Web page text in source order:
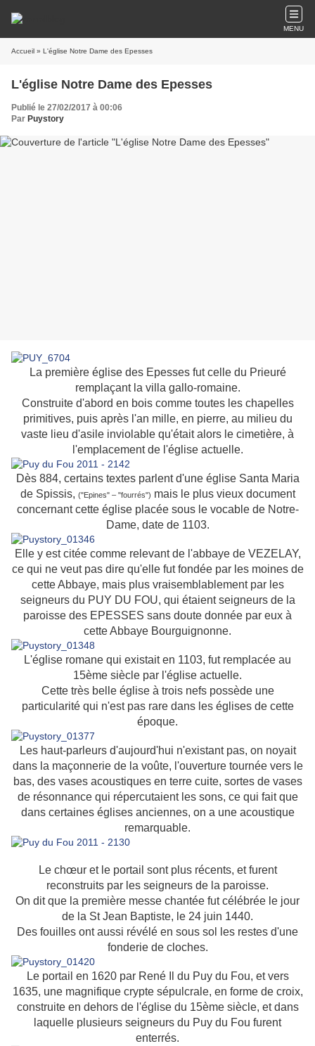
MENU
Accueil » L'église Notre Dame des Epesses
L'église Notre Dame des Epesses
Publié le 27/02/2017 à 00:06
Par Puystory
La première église des Epesses fut celle du Prieuré
remplaçant la villa gallo-romaine.
Construite d'abord en bois comme toutes les chapelles
primitives, puis après l'an mille, en pierre, au milieu du
vaste lieu d'asile inviolable qu'était alors le cimetière, à
l'emplacement de l'église actuelle.
Dès 884, certains textes parlent d'une église Santa Maria
de Spissis, ("Epines" – "fourrés") mais le plus vieux document
concernant cette église placée sous le vocable de Notre-
Dame, date de 1103.
Elle y est citée comme relevant de l'abbaye de VEZELAY,
ce qui ne veut pas dire qu'elle fut fondée par les moines de
cette Abbaye, mais plus vraisemblablement par les
seigneurs du PUY DU FOU, qui étaient seigneurs de la
paroisse des EPESSES sans doute donnée par eux à
cette Abbaye Bourguignonne.
L'église romane qui existait en 1103, fut remplacée au
15ème siècle par l'église actuelle.
Cette très belle église à trois nefs possède une
particularité qui n'est pas rare dans les églises de cette
époque.
Les haut-parleurs d'aujourd'hui n'existant pas, on noyait
dans la maçonnerie de la voûte, l'ouverture tournée vers le
bas, des vases acoustiques en terre cuite, sortes de vases
de résonnance qui répercutaient les sons, ce qui fait que
dans certaines églises anciennes, on a une acoustique
remarquable.
Le chœur et le portail sont plus récents, et furent
reconstruits par les seigneurs de la paroisse.
On dit que la première messe chantée fut célébrée le jour
de la St Jean Baptiste, le 24 juin 1440.
Des fouilles ont aussi révélé en sous sol les restes d'une
fonderie de cloches.
Le portail en 1620 par René Il du Puy du Fou, et vers
1635, une magnifique crypte sépulcrale, en forme de croix,
construite en dehors de l'église du 15ème siècle, et dans
laquelle plusieurs seigneurs du Puy du Fou furent
enterrés.